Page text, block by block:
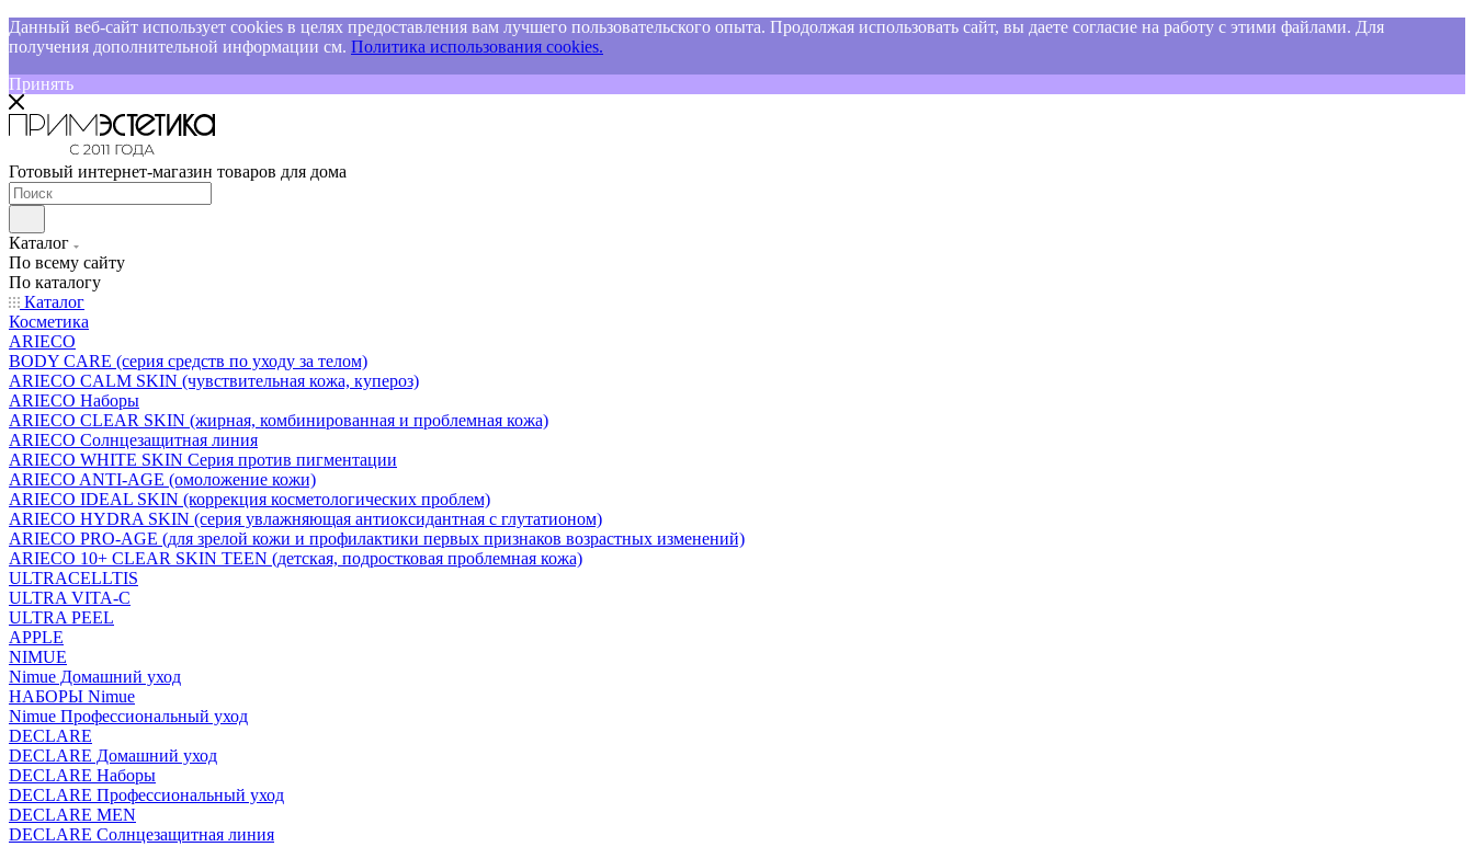
Данный веб-сайт использует cookies в целях предоставления вам лучшего пользовательского опыта. Продолжая использовать сайт, вы даете согласие на работу с этими файлами. Для
получения дополнительной информации см. Политика использования cookies.
Принять
Готовый интернет-магазин товаров для дома
Каталог
По всему сайту
По каталогу
Каталог
Косметика
ARIECO
BODY CARE (серия средств по уходу за телом)
ARIECO CALM SKIN (чувствительная кожа, купероз)
ARIECO Наборы
ARIECO CLEAR SKIN (жирная, комбинированная и проблемная кожа)
ARIECO Солнцезащитная линия
ARIECO WHITE SKIN Серия против пигментации
ARIECO ANTI-AGE (омоложение кожи)
ARIECO IDEAL SKIN (коррекция косметологических проблем)
ARIECO HYDRA SKIN (серия увлажняющая антиоксидантная с глутатионом)
ARIECO PRO-AGE (для зрелой кожи и профилактики первых признаков возрастных изменений)
ARIECO 10+ CLEAR SKIN TEEN (детская, подростковая проблемная кожа)
ULTRACELLTIS
ULTRA VITA-C
ULTRA PEEL
APPLE
NIMUE
Nimue Домашний уход
НАБОРЫ Nimue
Nimue Профессиональный уход
DECLARE
DECLARE Домашний уход
DECLARE Наборы
DECLARE Профессиональный уход
DECLARE MEN
DECLARE Солнцезащитная линия